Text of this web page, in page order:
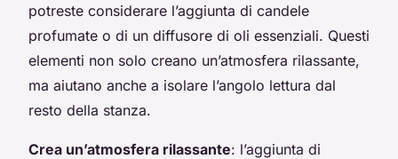
potreste considerare l’aggiunta di candele
profumate o di un diffusore di oli essenziali. Questi
elementi non solo creano un’atmosfera rilassante,
ma aiutano anche a isolare l’angolo lettura dal
resto della stanza.
Crea un’atmosfera rilassante: l’aggiunta di